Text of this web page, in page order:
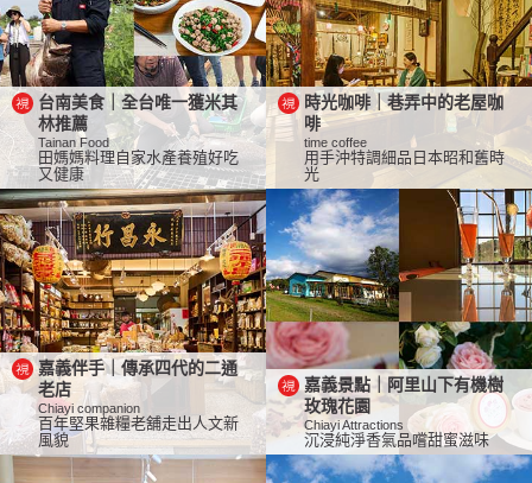
台南美食｜全台唯一獲米其
林推薦
Tainan Food
田媽媽料理自家水產養殖好吃
又健康
時光咖啡｜巷弄中的老屋咖
啡
time coffee
用手沖特調細品日本昭和舊時
光
嘉義伴手｜傳承四代的二通
老店
Chiayi companion
百年堅果雜糧老舖走出人文新
風貌
嘉義景點｜阿里山下有機樹
玫瑰花園
Chiayi Attractions
沉浸純淨香氣品嚐甜蜜滋味